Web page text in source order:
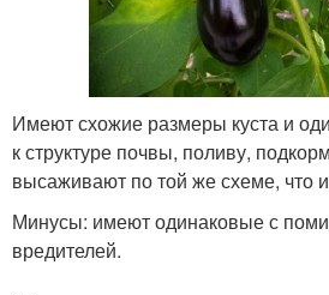
Имеют схожие размеры куста и
к структуре почвы, поливу,
высаживают по той же схеме, что
Минусы: имеют одинаковые с
вредителей.